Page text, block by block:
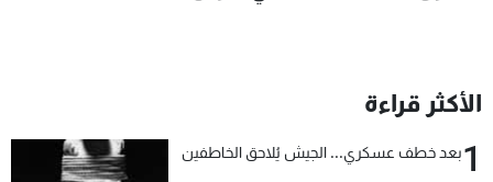
الأكثر قراءة
1بعد خطف عسكري... الجيش يُلاحق الخاطفين